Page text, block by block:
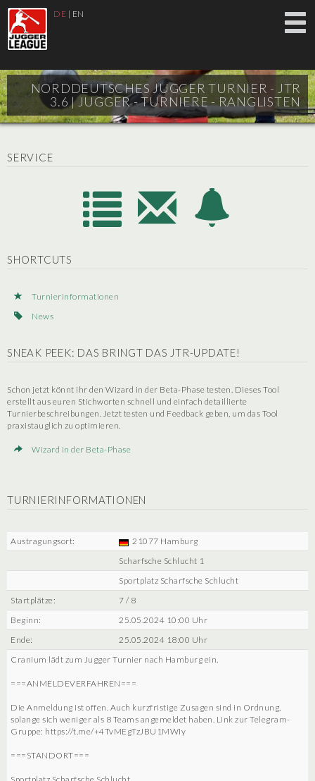
DE | EN
NORDDEUTSCHES JUGGER TURNIER - JTR
3.6 |JUGGER - TURNIERE - RANGLISTEN
SERVICE
SHORTCUTS
Turnierinformationen
News
SNEAK PEEK: DAS BRINGT DAS JTR-UPDATE!
Schon jetzt könnt ihr den Wizard in der Beta-Phase testen. Dieses Tool
erstellt aus euren Stichworten schnell und einfach detaillierte
Turnierbeschreibungen. Jetzt testen und Feedback geben, um das Tool
praxistauglich zu optimieren.
Wizard in der Beta-Phase
TURNIERINFORMATIONEN
Austragungsort:
21077 Hamburg
Scharfsche Schlucht 1
Sportplatz Scharfsche Schlucht
Startplätze:
7 / 8
Beginn:
25.05.2024 10:00 Uhr
Ende:
25.05.2024 18:00 Uhr
Cranium lädt zum Jugger Turnier nach Hamburg ein.
===ANMELDEVERFAHREN===
Die Anmeldung ist offen. Auch kurzfristige Zusagen sind in Ordnung,
solange sich weniger als 8 Teams angemeldet haben. Link zur Telegram-
Gruppe: https://t.me/+4TvMEgTzJBU1MWIy
===STANDORT===